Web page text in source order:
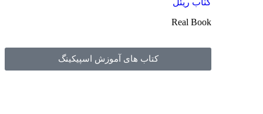
Real Book
کتاب های آموزش اسپیکینگ